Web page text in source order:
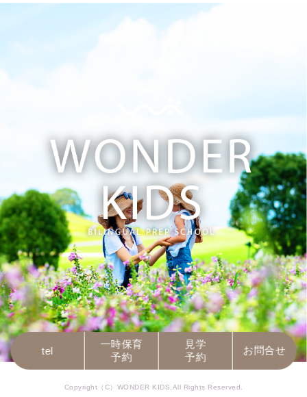
tel
一時保育
予約
見学
予約
お問合せ
Copyright（C）WONDER KIDS.All Rights Reserved.